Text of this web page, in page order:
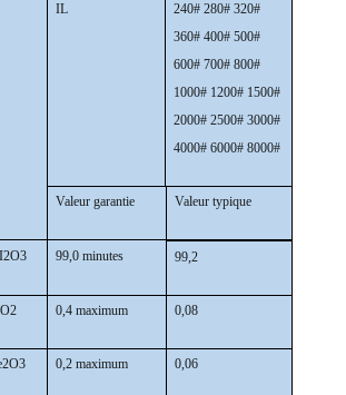
IL
240# 280# 320#
360# 400# 500#
600# 700# 800#
1000# 1200# 1500#
2000# 2500# 3000#
4000# 6000# 8000#
Valeur garantie Valeur typique
99,0 minutes 99,2
0,4 maximum 0,08
0,2 maximum 0,06